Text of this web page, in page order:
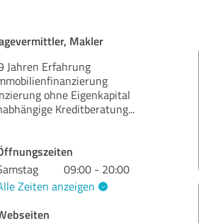
Makler
Jahren Erfahrung
ohne Eigenkapital
Kreditberatung...
09:00 - 20:00
Zeiten anzeigen